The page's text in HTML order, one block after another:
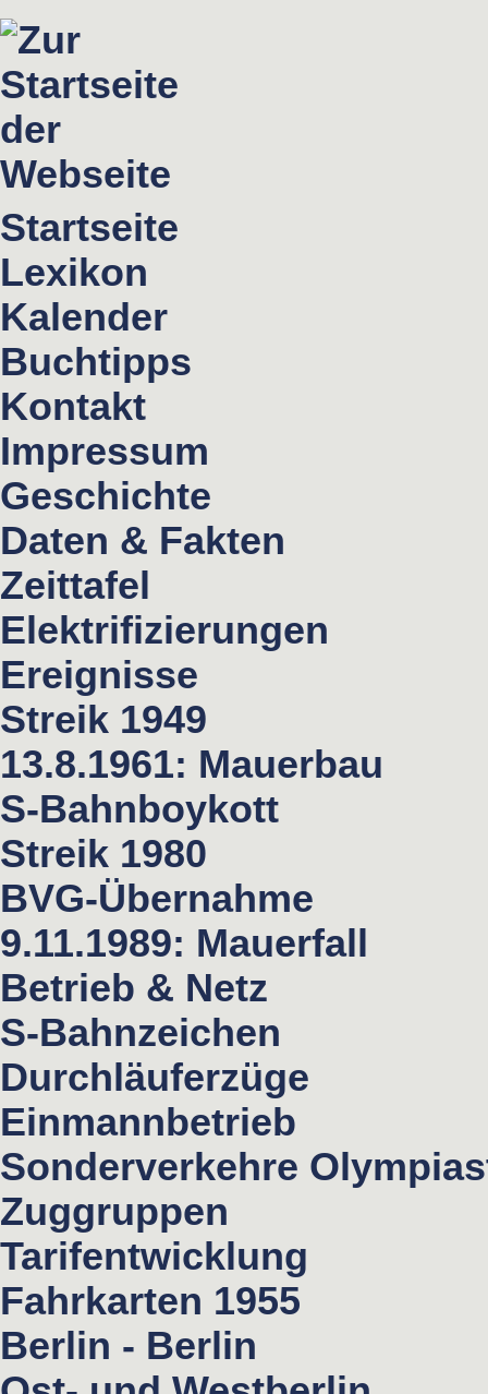
Startseite
Lexikon
Kalender
Buchtipps
Kontakt
Impressum
Geschichte
Daten & Fakten
Zeittafel
Elektrifizierungen
Ereignisse
Streik 1949
13.8.1961: Mauerbau
S-Bahnboykott
Streik 1980
BVG-Übernahme
9.11.1989: Mauerfall
Betrieb & Netz
S-Bahnzeichen
Durchläuferzüge
Einmannbetrieb
Sonderverkehre
Zuggruppen
Tarifentwicklung
Fahrkarten 1955
Berlin - Berlin